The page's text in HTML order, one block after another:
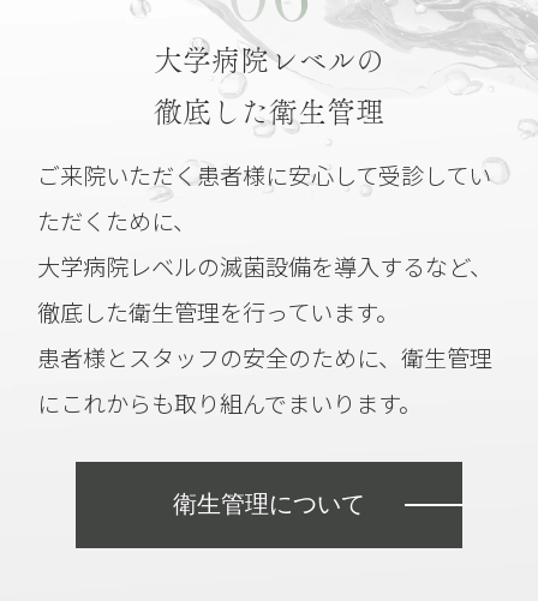
大学病院レベルの
ご来院いただく患者様に安心して受診してい
ただくために、
大学病院レベルの滅菌設備を導入するなど、
徹底した衛生管理を行っています。
患者様とスタッフの安全のために、衛生管理
衛生管理について